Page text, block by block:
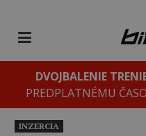
DVOJBALENIE
PREDPLATNÉMU
INZERCIA